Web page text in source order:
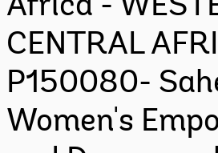
Africa -
CENTRAL
P150080-
Women's